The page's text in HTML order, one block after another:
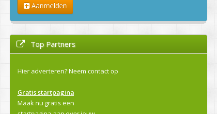
Aanmelden
Top Partners
Hier adverteren?Neem contact op
Gratis startpagina
Maak nu gratis een